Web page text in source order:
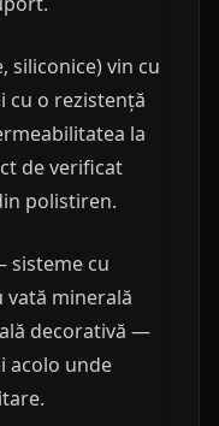
siliconice) vin cu
cu o rezistență
la
de verificat
polistiren.
sisteme cu
vată minerală
decorativă —
acolo unde